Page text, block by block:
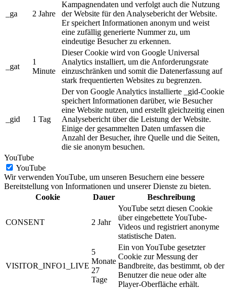
_ga 2 Jahre
Kampagnendaten und verfolgt auch die Nutzung
der Website für den Analysebericht der Website.
Er speichert Informationen anonym und weist
eine zufällig generierte Nummer zu, um
eindeutige Besucher zu erkennen.
_gat
1
Minute
Dieser Cookie wird von Google Universal
Analytics installiert, um die Anforderungsrate
einzuschränken und somit die Datenerfassung auf
stark frequentierten Websites zu begrenzen.
_gid 1 Tag
Der von Google Analytics installierte _gid-Cookie
speichert Informationen darüber, wie Besucher
eine Website nutzen, und erstellt gleichzeitig einen
Analysebericht über die Leistung der Website.
Einige der gesammelten Daten umfassen die
Anzahl der Besucher, ihre Quelle und die Seiten,
die sie anonym besuchen.
YouTube
YouTube
Wir verwenden YouTube, um unseren Besuchern eine bessere
Bereitstellung von Informationen und unserer Dienste zu bieten.
Cookie
Dauer Beschreibung
CONSENT 2 Jahr
YouTube setzt diesen Cookie
über eingebettete YouTube-
Videos und registriert anonyme
statistische Daten.
VISITOR_INFO1_LIVE
5
Monate
27
Tage
Ein von YouTube gesetzter
Cookie zur Messung der
Bandbreite, das bestimmt, ob der
Benutzer die neue oder alte
Player-Oberfläche erhält.